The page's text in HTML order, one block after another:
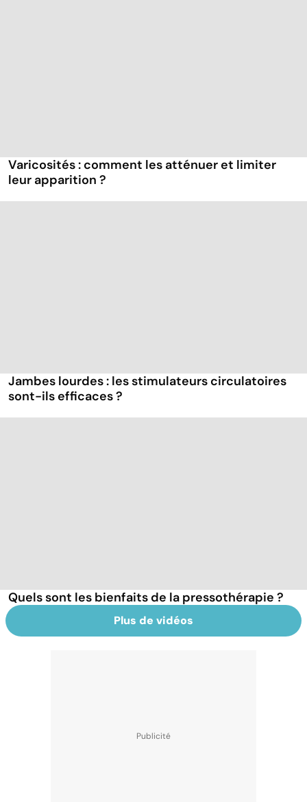
Varicosités : comment les atténuer et limiter
leur apparition ?
Jambes lourdes : les stimulateurs circulatoires
sont-ils efficaces ?
Quels sont les bienfaits de la pressothérapie ?
Plus de vidéos